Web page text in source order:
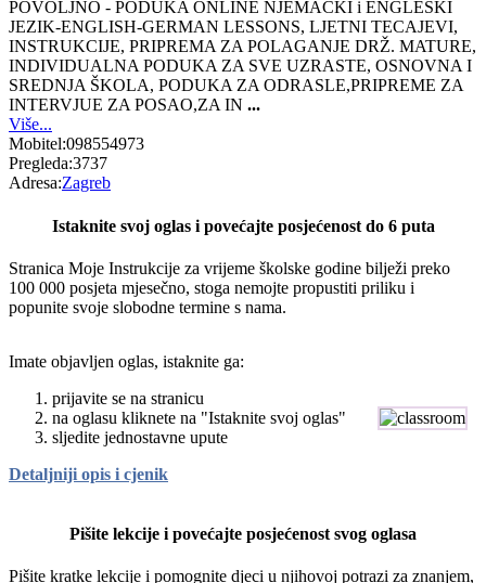
POVOLJNO - PODUKA ONLINE NJEMAČKI i ENGLESKI
JEZIK-ENGLISH-GERMAN LESSONS, LJETNI TECAJEVI,
INSTRUKCIJE, PRIPREMA ZA POLAGANJE DRŽ. MATURE,
INDIVIDUALNA PODUKA ZA SVE UZRASTE, OSNOVNA I
SREDNJA ŠKOLA, PODUKA ZA ODRASLE,PRIPREME ZA
INTERVJUE ZA POSAO,ZA IN ...
Više...
Mobitel:098554973
Pregleda:3737
Adresa:Zagreb
Istaknite svoj oglas i povećajte posjećenost do 6 puta
Stranica Moje Instrukcije za vrijeme školske godine bilježi preko
100 000 posjeta mjesečno, stoga nemojte propustiti priliku i
popunite svoje slobodne termine s nama.
Imate objavljen oglas, istaknite ga:
prijavite se na stranicu
na oglasu kliknete na "Istaknite svoj oglas"
sljedite jednostavne upute
Detaljniji opis i cjenik
Pišite lekcije i povećajte posjećenost svog oglasa
Pišite kratke lekcije i pomognite djeci u njihovoj potrazi za znanjem,